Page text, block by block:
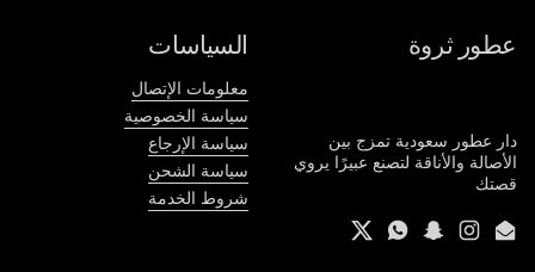
عطور ثروة
دار عطور سعودية تمزج بين
الأصالة والأناقة لتصنع عبيرًا يروي
قصتك
Email
Instagram
Snapchat
WhatsApp
Twitter
السياسات
معلومات الإتصال
سياسة الخصوصية
سياسة الإرجاع
سياسة الشحن
شروط الخدمة